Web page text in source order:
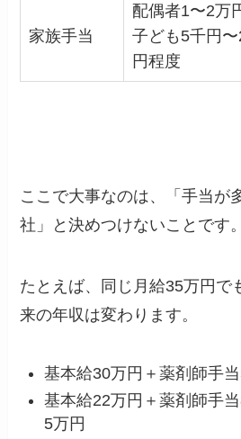
家族手当
配偶者1〜2万
子ども5千円
円程度
ここで大事なのは、「手当が
社」と決めつけないことです。
たとえば、同じ月給35万円で
来の年収は変わります。
基本給30万円＋薬剤師手
基本給22万円＋薬剤師手
5万円